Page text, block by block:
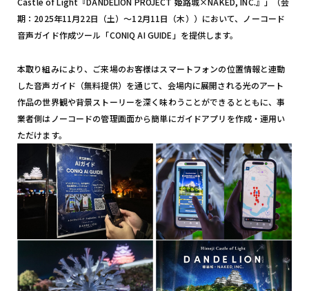
期：2025年11月22日（土）〜12月11日（木））において、ノーコード
音声ガイド作成ツール「CONIQ AI GUIDE」を提供します。
本取り組みにより、ご来場のお客様はスマートフォンの位置情報と連動
した音声ガイド（無料提供）を通じて、会場内に展開される光のアート
作品の世界観や背景ストーリーを深く味わうことができるとともに、事
業者側はノーコードの管理画面から簡単にガイドアプリを作成・運用い
ただけます。